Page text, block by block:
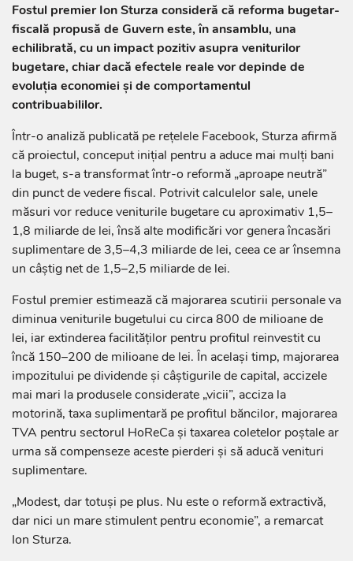
Fostul premier Ion Sturza consideră că reforma bugetar-
fiscală propusă de Guvern este, în ansamblu, una
echilibrată, cu un impact pozitiv asupra veniturilor
bugetare, chiar dacă efectele reale vor depinde de
evoluția economiei și de comportamentul
contribuabililor.
Într-o analiză publicată pe rețelele Facebook, Sturza afirmă
că proiectul, conceput inițial pentru a aduce mai mulți bani
la buget, s-a transformat într-o reformă „aproape neutră”
din punct de vedere fiscal. Potrivit calculelor sale, unele
măsuri vor reduce veniturile bugetare cu aproximativ 1,5–
1,8 miliarde de lei, însă alte modificări vor genera încasări
suplimentare de 3,5–4,3 miliarde de lei, ceea ce ar însemna
un câștig net de 1,5–2,5 miliarde de lei.
Fostul premier estimează că majorarea scutirii personale va
diminua veniturile bugetului cu circa 800 de milioane de
lei, iar extinderea facilităților pentru profitul reinvestit cu
încă 150–200 de milioane de lei. În același timp, majorarea
impozitului pe dividende și câștigurile de capital, accizele
mai mari la produsele considerate „vicii”, acciza la
motorină, taxa suplimentară pe profitul băncilor, majorarea
TVA pentru sectorul HoReCa și taxarea coletelor poștale ar
urma să compenseze aceste pierderi și să aducă venituri
suplimentare.
„Modest, dar totuși pe plus. Nu este o reformă extractivă,
dar nici un mare stimulent pentru economie”, a remarcat
Ion Sturza.